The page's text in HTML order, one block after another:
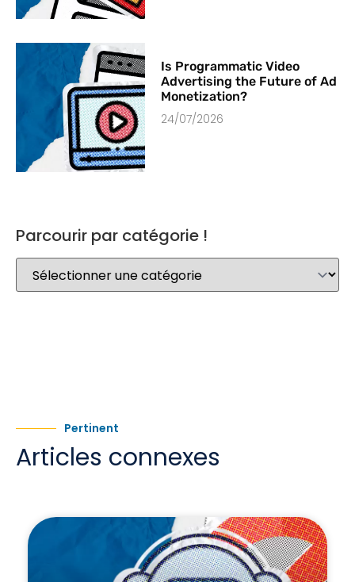
Is Programmatic Video
Advertising the Future of Ad
Monetization?
24/07/2026
Parcourir par catégorie !
Pertinent
Articles connexes